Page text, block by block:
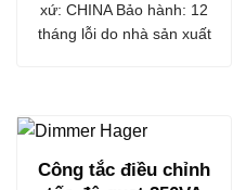
xứ: CHINA Bảo hành: 12
tháng lỗi do nhà sản xuất
Công tắc điều chỉnh